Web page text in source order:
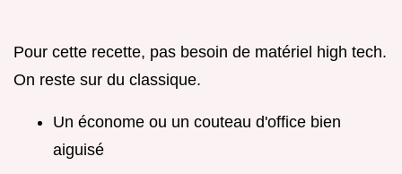
Pour cette recette, pas besoin de matériel high tech.
On reste sur du classique.
Un économe ou un couteau d'office bien
aiguisé